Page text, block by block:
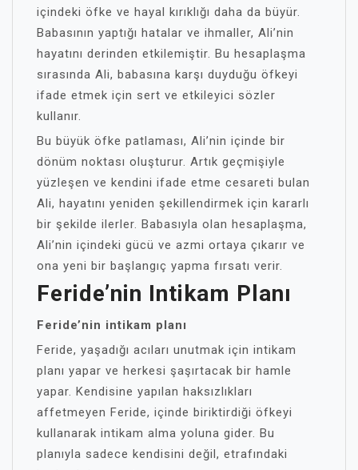
içindeki öfke ve hayal kırıklığı daha da büyür.
Babasının yaptığı hatalar ve ihmaller, Ali’nin
hayatını derinden etkilemiştir. Bu hesaplaşma
sırasında Ali, babasına karşı duyduğu öfkeyi
ifade etmek için sert ve etkileyici sözler
kullanır.
Bu büyük öfke patlaması, Ali’nin içinde bir
dönüm noktası oluşturur. Artık geçmişiyle
yüzleşen ve kendini ifade etme cesareti bulan
Ali, hayatını yeniden şekillendirmek için kararlı
bir şekilde ilerler. Babasıyla olan hesaplaşma,
Ali’nin içindeki gücü ve azmi ortaya çıkarır ve
ona yeni bir başlangıç yapma fırsatı verir.
Feride’nin Intikam Planı
Feride’nin intikam planı
Feride, yaşadığı acıları unutmak için intikam
planı yapar ve herkesi şaşırtacak bir hamle
yapar. Kendisine yapılan haksızlıkları
affetmeyen Feride, içinde biriktirdiği öfkeyi
kullanarak intikam alma yoluna gider. Bu
planıyla sadece kendisini değil, etrafındaki